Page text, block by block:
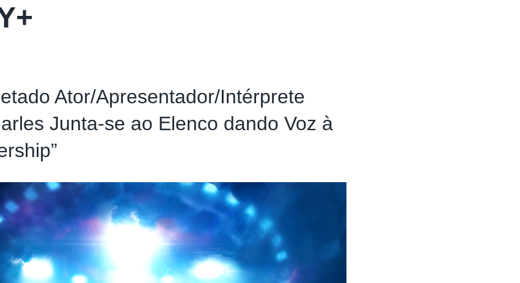
Ator/Apresentador/Intérprete
Junta-se ao Elenco dando Voz à